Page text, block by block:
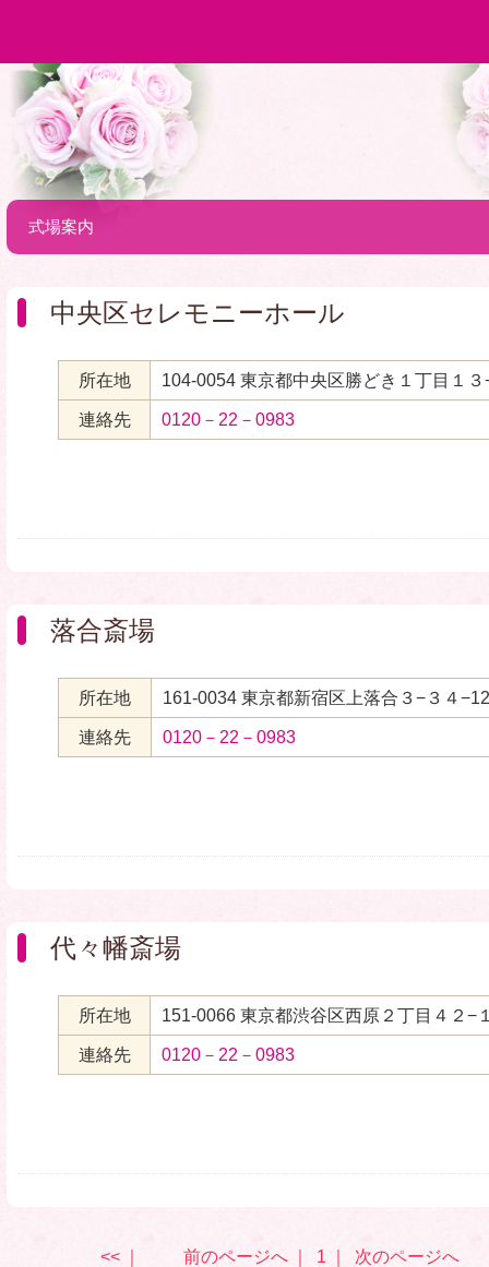
式場案内
中央区セレモニーホール
所在地 104-0054 東京都中央区勝どき１丁目１３
連絡先 0120－22－0983
落合斎場
所在地 161-0034 東京都新宿区上落合３−３４
連絡先 0120－22－0983
代々幡斎場
所在地 151-0066 東京都渋谷区西原２丁目４２−
連絡先 0120－22－0983
<< 前のページへ 1 次のページへ